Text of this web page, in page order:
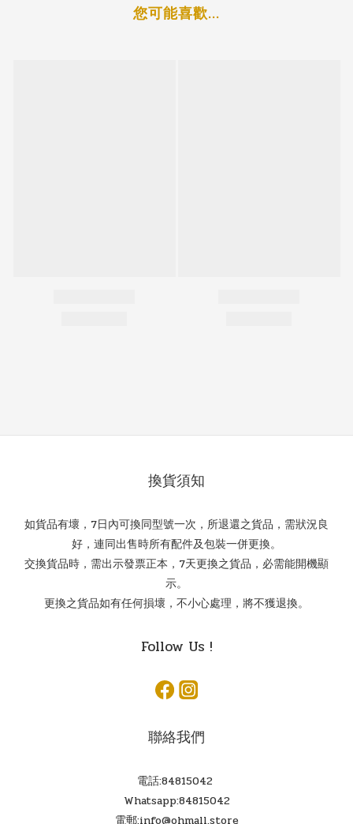
您可能喜歡...
換貨須知
如貨品有壞，7日內可換同型號一次，所退還之貨品，需狀況良
好，連同出售時所有配件及包裝一併更換。
交換貨品時，需出示發票正本，7天更換之貨品，必需能開機顯
示。
更換之貨品如有任何損壞，不小心處理，將不獲退換。
Follow Us !
聯絡我們
電話:84815042
Whatsapp:84815042
電郵:info@ohmall.store